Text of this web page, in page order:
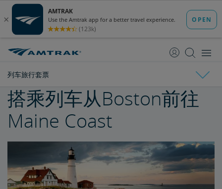
至
至
列车旅行套票
Amtrak度假
列车旅行套票
搭乘列车从Boston前往Maine Coast
Vancouver至Seattle过夜旅行套票
搭乘列车从Boston前往
Maine Coast